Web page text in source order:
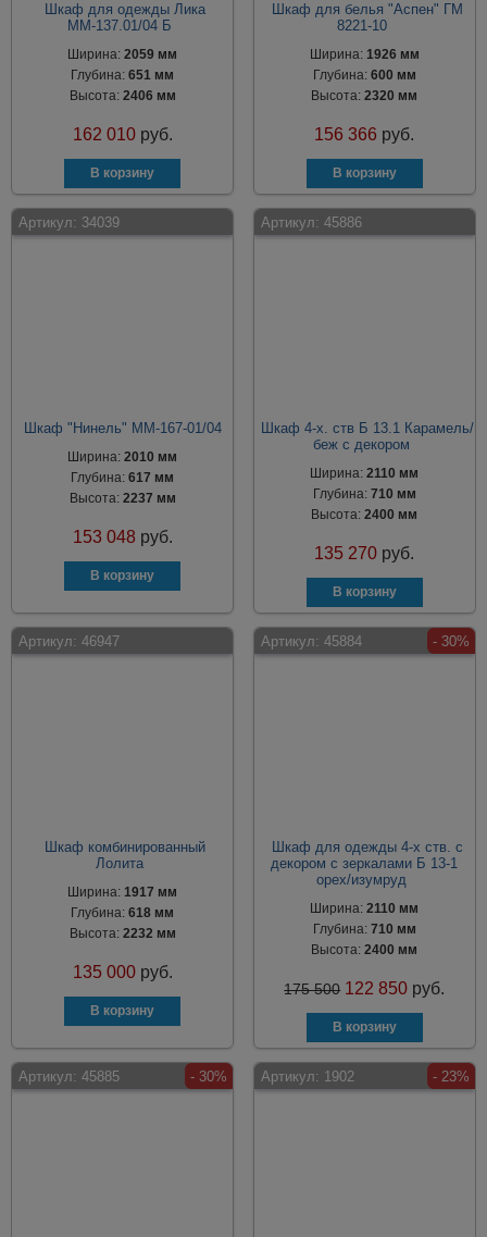
Шкаф для одежды Лика
ММ-137.01/04 Б
Ширина:2059 мм
Глубина:651 мм
Высота: 2406 мм
162 010 руб.
Шкаф для белья "Аспен" ГМ
8221-10
Ширина: 1926 мм
Глубина: 600 мм
Высота:2320 мм
156 366 руб.
Артикул: 34039
Шкаф "Нинель" ММ-167-01/04
Ширина:2010 мм
Глубина:617 мм
Высота: 2237 мм
153 048 руб.
Артикул: 45886
Шкаф 4-х. ств Б 13.1 Карамель/
беж с декором
Ширина:2110 мм
Глубина: 710 мм
Высота:2400 мм
135 270 руб.
Артикул: 46947
Шкаф комбинированный
Лолита
Ширина:1917 мм
Глубина:618 мм
Высота: 2232 мм
135 000 руб.
Артикул: 45884 - 30%
Шкаф для одежды 4-х ств. с
декором с зеркалами Б 13-1
орех/изумруд
Ширина:2110 мм
Глубина: 710 мм
Высота:2400 мм
175 500 122 850 руб.
Артикул: 45885 - 30% Артикул: 1902 - 23%